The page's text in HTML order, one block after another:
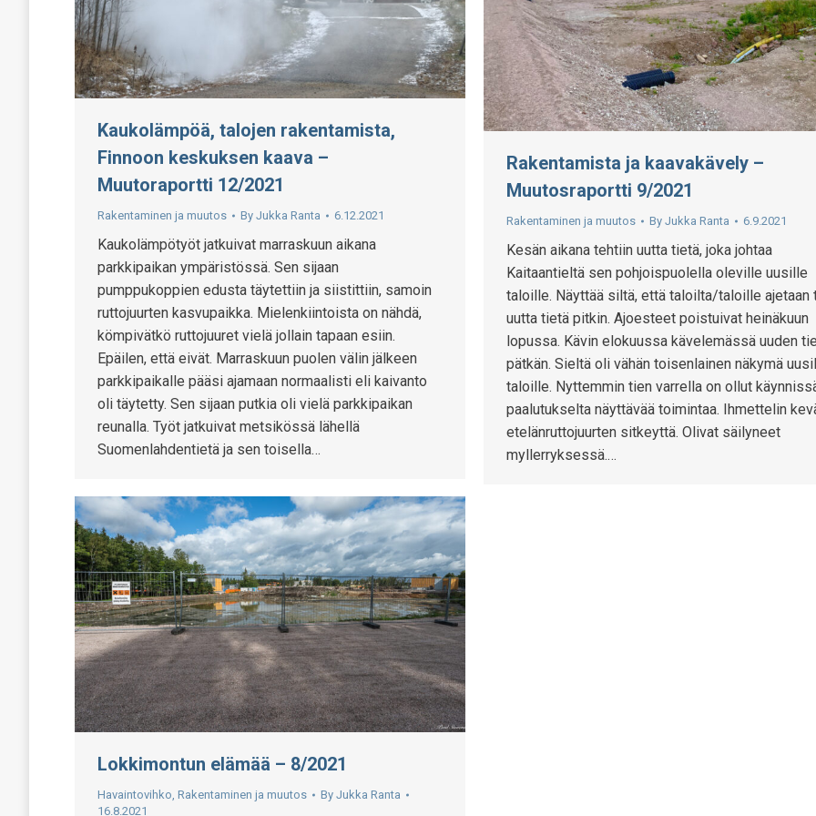
Kaukolämpöä, talojen rakentamista,
Finnoon keskuksen kaava –
Muutoraportti 12/2021
Rakentaminen ja muutos By Jukka Ranta 6.12.2021
Kaukolämpötyöt jatkuivat marraskuun aikana
parkkipaikan ympäristössä. Sen sijaan
pumppukoppien edusta täytettiin ja siistittiin, samoin
ruttojuurten kasvupaikka. Mielenkiintoista on nähdä,
kömpivätkö ruttojuuret vielä jollain tapaan esiin.
Epäilen, että eivät. Marraskuun puolen välin jälkeen
parkkipaikalle pääsi ajamaan normaalisti eli kaivanto
oli täytetty. Sen sijaan putkia oli vielä parkkipaikan
reunalla. Työt jatkuivat metsikössä lähellä
Suomenlahdentietä ja sen toisella…
Rakentamista ja kaavakävely –
Muutosraportti 9/2021
Rakentaminen ja muutos By Jukka Ranta 6.9.2021
Kesän aikana tehtiin uutta tietä, joka johtaa
Kaitaantieltä sen pohjoispuolella oleville uusille
taloille. Näyttää siltä, että taloilta/taloille ajetaan
uutta tietä pitkin. Ajoesteet poistuivat heinäkuun
lopussa. Kävin elokuussa kävelemässä uuden
pätkän. Sieltä oli vähän toisenlainen näkymä
taloille. Nyttemmin tien varrella on ollut
paalutukselta näyttävää toimintaa. Ihmettelin
etelänruttojuurten sitkeyttä. Olivat säilyneet
myllerryksessä.…
Lokkimontun elämää – 8/2021
Havaintovihko Rakentaminen ja muutos By Jukka Ranta
16.8.2021